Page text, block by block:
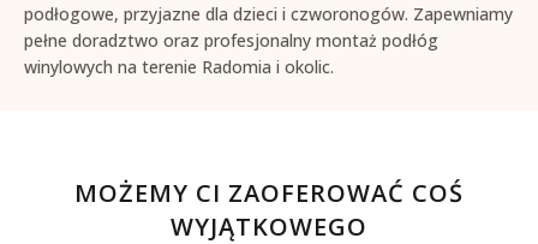
podłogowe, przyjazne dla dzieci i czworonogów. Zapewniamy
pełne doradztwo oraz profesjonalny montaż podłóg
winylowych na terenie Radomia i okolic.
MOŻEMY CI ZAOFEROWAĆ COŚ
WYJĄTKOWEGO